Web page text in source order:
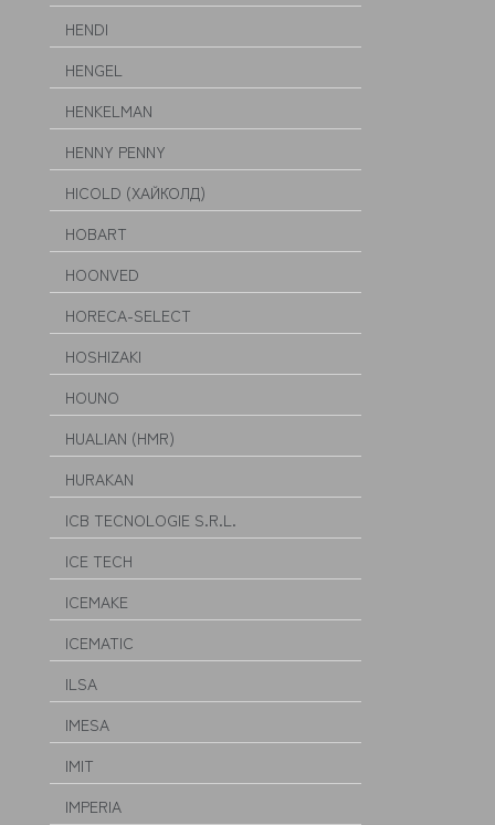
HENDI
HENGEL
HENKELMAN
HENNY PENNY
HICOLD (ХАЙКОЛД)
HOBART
HOONVED
HORECA-SELECT
HOSHIZAKI
HOUNO
HUALIAN (HMR)
HURAKAN
ICB TECNOLOGIE S.R.L.
ICE TECH
ICEMAKE
ICEMATIC
ILSA
IMESA
IMIT
IMPERIA